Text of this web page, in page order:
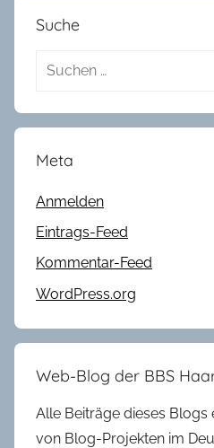
Suche
Suchen
Meta
Anmelden
Eintrags-Feed
Kommentar-Feed
WordPress.org
Web-Blog der BBS
Alle Beiträge dieses Blogs
von Blog-Projekten im